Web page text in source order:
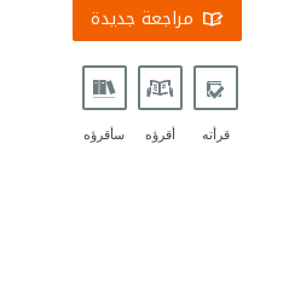
مراجعة جديدة
قرأته أقرؤه سأقرؤه